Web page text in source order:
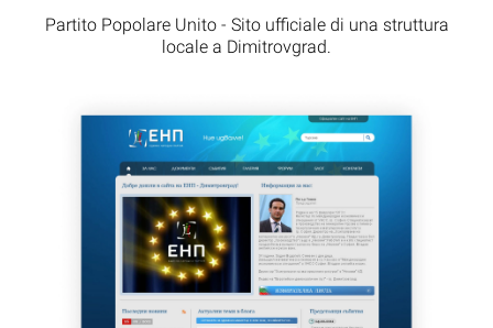
Partito Popolare Unito - Sito ufficiale di una struttura
locale a Dimitrovgrad.